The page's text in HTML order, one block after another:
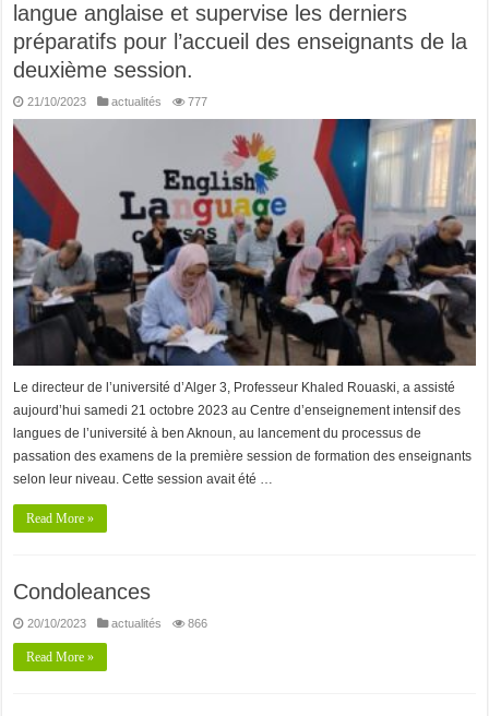
langue anglaise et supervise les derniers
préparatifs pour l’accueil des enseignants de la
deuxième session.
21/10/2023 actualités 777
Le directeur de l’université d’Alger 3, Professeur Khaled Rouaski, a assisté
aujourd’hui samedi 21 octobre 2023 au Centre d’enseignement intensif des
langues de l’université à ben Aknoun, au lancement du processus de
passation des examens de la première session de formation des enseignants
selon leur niveau. Cette session avait été …
Read More »
Condoleances
20/10/2023 actualités 866
Read More »